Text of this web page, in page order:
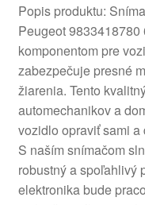
Košík
Môj účet
O nás
Obchodné podmienky
Popis produktu:
Peugeot
komponentom pre
zabezpečuje presné
žiarenia. Tento
automechanikov a
vozidlo opraviť sami a
S naším snímačom
robustný a spoľahlivý
elektronika bude